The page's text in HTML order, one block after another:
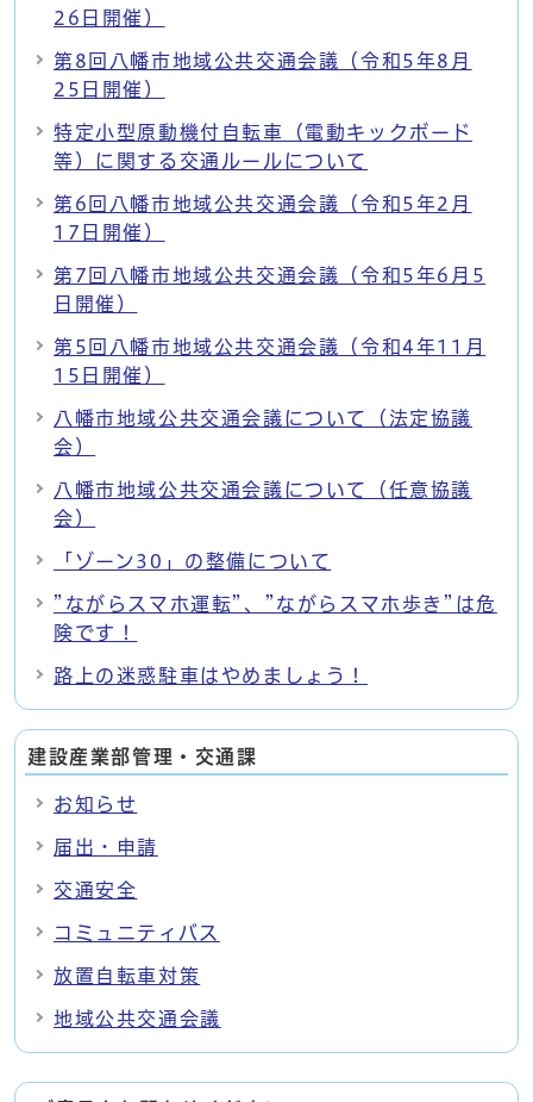
26日開催）
第8回八幡市地域公共交通会議（令和5年8月
25日開催）
特定小型原動機付自転車（電動キックボード
等）に関する交通ルールについて
第6回八幡市地域公共交通会議（令和5年2月
17日開催）
第7回八幡市地域公共交通会議（令和5年6月5
日開催）
第5回八幡市地域公共交通会議（令和4年11月
15日開催）
八幡市地域公共交通会議について（法定協議
会）
八幡市地域公共交通会議について（任意協議
会）
「ゾーン30」の整備について
”ながらスマホ運転”、”ながらスマホ歩き”は危
険です！
路上の迷惑駐車はやめましょう！
建設産業部管理・交通課
お知らせ
届出・申請
交通安全
コミュニティバス
放置自転車対策
地域公共交通会議